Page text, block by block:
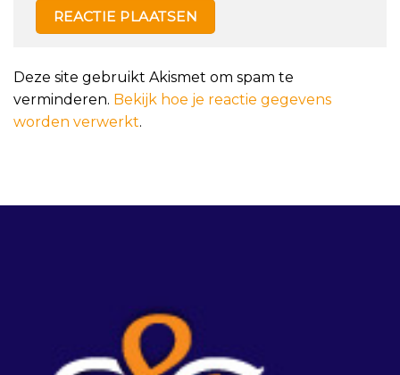
Deze site gebruikt Akismet om spam te
verminderen. Bekijk hoe je reactie gegevens
worden verwerkt.